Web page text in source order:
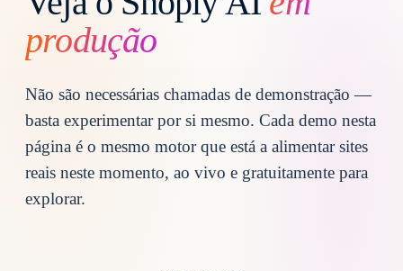
produção
Não são necessárias chamadas de demonstração —
basta experimentar por si mesmo. Cada demo nesta
página é o mesmo motor que está a alimentar sites
reais neste momento, ao vivo e gratuitamente para
explorar.